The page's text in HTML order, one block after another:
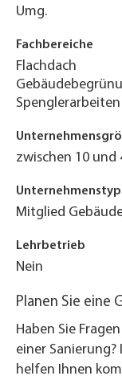
Umg.
Fachbereiche
Flachdach
Spenglerarbeiten
zwischen 10 und
Unternehmenstyp
Mitglied
Lehrbetrieb
Nein
Planen Sie eine
Haben Sie
einer Sanierung?
helfen Ihnen